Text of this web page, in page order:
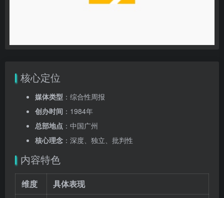
核心定位
媒体类型 ：综合性周报
创办时间 ：1984年
总部地点 ：中国广州
核心理念 ：深度、独立、批判性
内容特色
维度
具体表现